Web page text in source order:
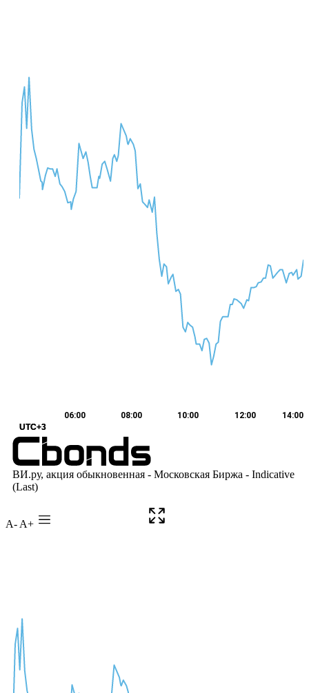
A- A+